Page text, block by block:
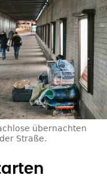
übernachten
Straße.